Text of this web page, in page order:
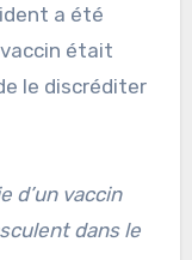
a été
était
le discréditer
d’un vaccin
dans le